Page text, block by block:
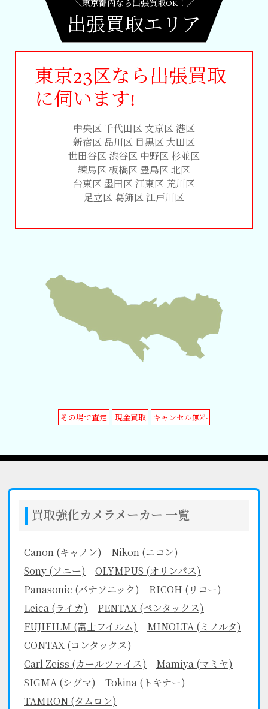
＼東京都内なら出張買取OK！／
出張買取エリア
東京23区なら出張買取
に伺います!
中央区 千代田区 文京区 港区
新宿区 品川区 目黒区 大田区
世田谷区 渋谷区 中野区 杉並区
練馬区 板橋区 豊島区 北区
台東区 墨田区 江東区 荒川区
足立区 葛飾区 江戸川区
その場で査定 現金買取 キャンセル無料
買取強化カメラメーカー 一覧
Canon (キャノン)
Nikon (ニコン)
Sony (ソニー)
OLYMPUS (オリンパス)
Panasonic (パナソニック)
RICOH (リコー)
Leica (ライカ)
PENTAX (ペンタックス)
FUJIFILM (富士フイルム)
MINOLTA (ミノルタ)
CONTAX (コンタックス)
Carl Zeiss (カールツァイス)
Mamiya (マミヤ)
SIGMA (シグマ)
Tokina (トキナー)
TAMRON (タムロン)